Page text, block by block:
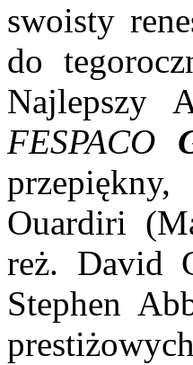
swoisty
do
Najlepszy
FESPACO
Ouardiri
reż. David
Stephen